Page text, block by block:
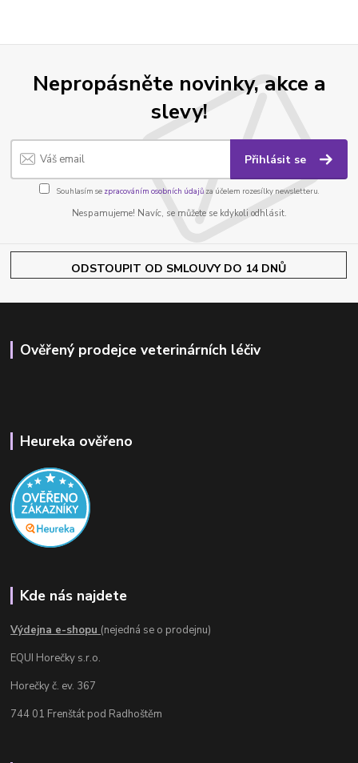
Nepropásněte novinky, akce a
slevy!
Přihlásit se
Souhlasím se zpracováním osobních údajůza účelem rozesílky newsletteru.
Nespamujeme! Navíc, se můžete se kdykoli odhlásit.
ODSTOUPIT OD SMLOUVY DO 14 DNŮ
Ověřený prodejce veterinárních léčiv
Heureka ověřeno
Kde nás najdete
Výdejna e-shopu (nejedná se o prodejnu)
EQUI Horečky s.r.o.
Horečky č. ev. 367
744 01 Frenštát pod Radhoštěm